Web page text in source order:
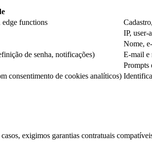
edge functions
IP, user-
Nome,
de senha, notificações) E-mail e
Prompts
consentimento de cookies analíticos)
exigimos garantias contratuais